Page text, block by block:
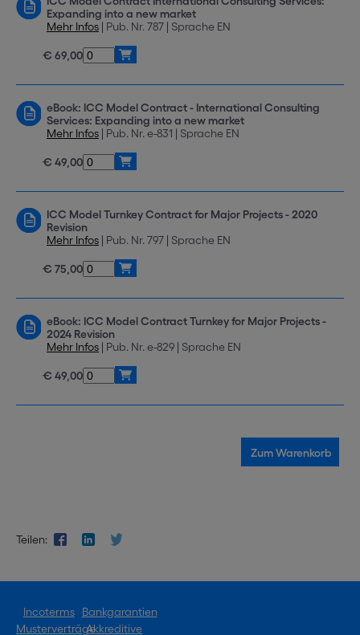
Expanding into a new market
Mehr Infos | Pub. Nr. 787 | Sprache EN
€ 69,00
eBook: ICC Model Contract - International Consulting
Services: Expanding into a new market
Mehr Infos | Pub. Nr. e-831 | Sprache EN
€ 49,00
ICC Model Turnkey Contract for Major Projects - 2020
Revision
Mehr Infos | Pub. Nr. 797 | Sprache EN
€ 75,00
eBook: ICC Model Contract Turnkey for Major Projects -
2024 Revision
Mehr Infos | Pub. Nr. e-829 | Sprache EN
€ 49,00
Teilen:
Incoterms
Musterverträge
Bankgarantien
Akkreditive